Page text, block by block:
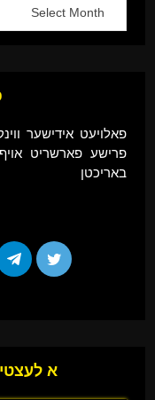
פאלויעט אידישער
פרישע פארשריט
באריכטן
א